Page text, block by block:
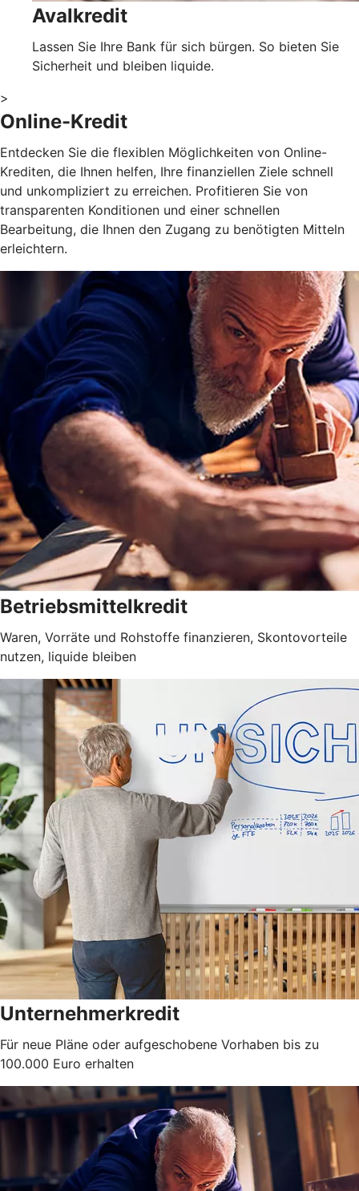
Avalkredit
Lassen Sie Ihre Bank für sich bürgen. So bieten Sie
Sicherheit und bleiben liquide.
>
Online-Kredit
Entdecken Sie die flexiblen Möglichkeiten von Online-
Krediten, die Ihnen helfen, Ihre finanziellen Ziele schnell
und unkompliziert zu erreichen. Profitieren Sie von
transparenten Konditionen und einer schnellen
Bearbeitung, die Ihnen den Zugang zu benötigten Mitteln
erleichtern.
Betriebsmittelkredit
Waren, Vorräte und Rohstoffe finanzieren, Skontovorteile
nutzen, liquide bleiben
Unternehmerkredit
Für neue Pläne oder aufgeschobene Vorhaben bis zu
100.000 Euro erhalten